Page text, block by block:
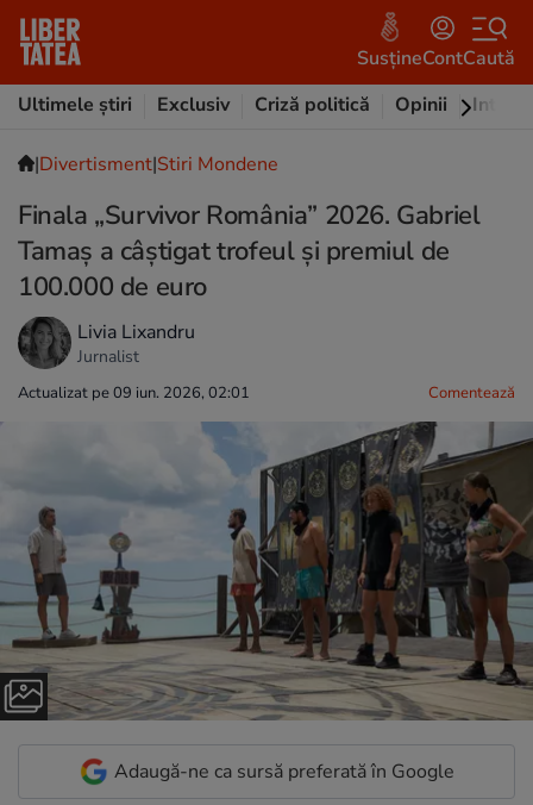
SusțineContCaută
Ultimele știri
Exclusiv Criză politică Opinii
|Divertisment|Stiri Mondene
Finala „Survivor România” 2026. Gabriel
Tamaș a câștigat trofeul și premiul de
100.000 de euro
Livia Lixandru
Jurnalist
Actualizat pe 09 iun. 2026, 02:01 Comentează
Adaugă-ne ca sursă preferată în Google